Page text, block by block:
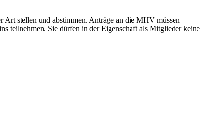
stellen und abstimmen. Anträge an die MHV müssen
teilnehmen. Sie dürfen in der Eigenschaft als Mitglieder keine